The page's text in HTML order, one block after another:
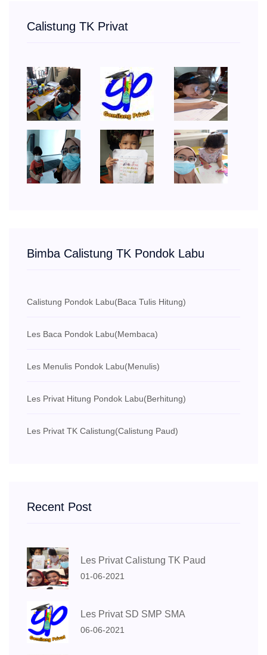
Calistung TK Privat
Bimba Calistung TK Pondok Labu
Calistung Pondok Labu(Baca Tulis Hitung)
Les Baca Pondok Labu(Membaca)
Les Menulis Pondok Labu(Menulis)
Les Privat Hitung Pondok Labu(Berhitung)
Les Privat TK Calistung(Calistung Paud)
Recent Post
Les Privat Calistung TK Paud
01-06-2021
Les Privat SD SMP SMA
06-06-2021